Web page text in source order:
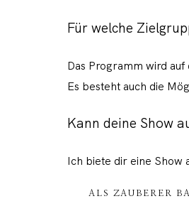
Für welche
Das Programm wird
Es besteht auch die
Kann deine Show
Ich biete dir eine Show
ALS ZAUBERER